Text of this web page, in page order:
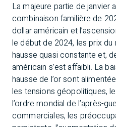
La majeure partie de janvier
combinaison familière de
dollar américain et
le début de 2024, les prix
hausse quasi constante et,
américain s’est affaibli. La
hausse de l’or sont
les tensions géopolitiques,
l’ordre mondial de l’après-
commerciales, les